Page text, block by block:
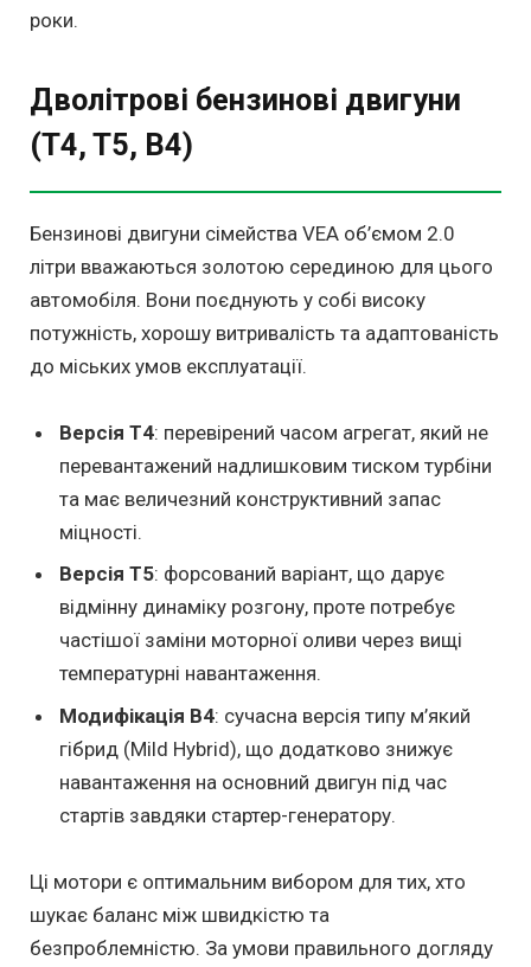
роки.
Дволітрові бензинові двигуни
(T4, T5, B4)
Бензинові двигуни сімейства VEA об’ємом 2.0
літри вважаються золотою серединою для цього
автомобіля. Вони поєднують у собі високу
потужність, хорошу витривалість та адаптованість
до міських умов експлуатації.
Версія T4: перевірений часом агрегат, який не
перевантажений надлишковим тиском турбіни
та має величезний конструктивний запас
міцності.
Версія T5: форсований варіант, що дарує
відмінну динаміку розгону, проте потребує
частішої заміни моторної оливи через вищі
температурні навантаження.
Модифікація B4: сучасна версія типу м’який
гібрид (Mild Hybrid), що додатково знижує
навантаження на основний двигун під час
стартів завдяки стартер-генератору.
Ці мотори є оптимальним вибором для тих, хто
шукає баланс між швидкістю та
безпроблемністю. За умови правильного догляду